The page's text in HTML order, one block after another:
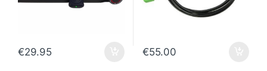
€29.95 €55.00